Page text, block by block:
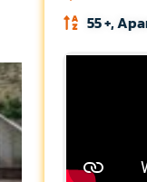
55 +,